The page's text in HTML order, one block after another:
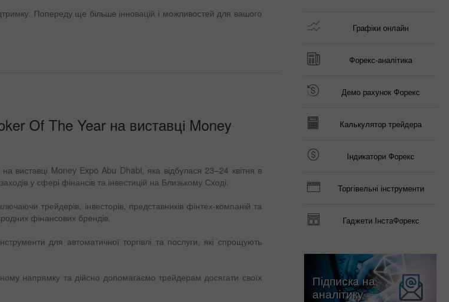
Попереду ще більше інновацій і можливостей для вашого
Of The Year на виставці Money
виставці Money Expo Abu Dhabi, яка відбулася 23–24 квітня в
у сфері фінансів та інвестицій на Близькому Сході.
трейдерів, інвесторів, представників фінтех-компаній та
фінансових брендів.
для автоматичної торгівлі та послуги, які спрощують
напрямку та дійсно допомагаємо трейдерам досягати своїх
Графіки онлайн
Форекс-аналітика
Демо рахунок Форекс
Калькулятор трейдера
Індикатори Форекс
Торгівельні інструменти
Гаджети ІнстаФорекс
Підписка на
аналітику